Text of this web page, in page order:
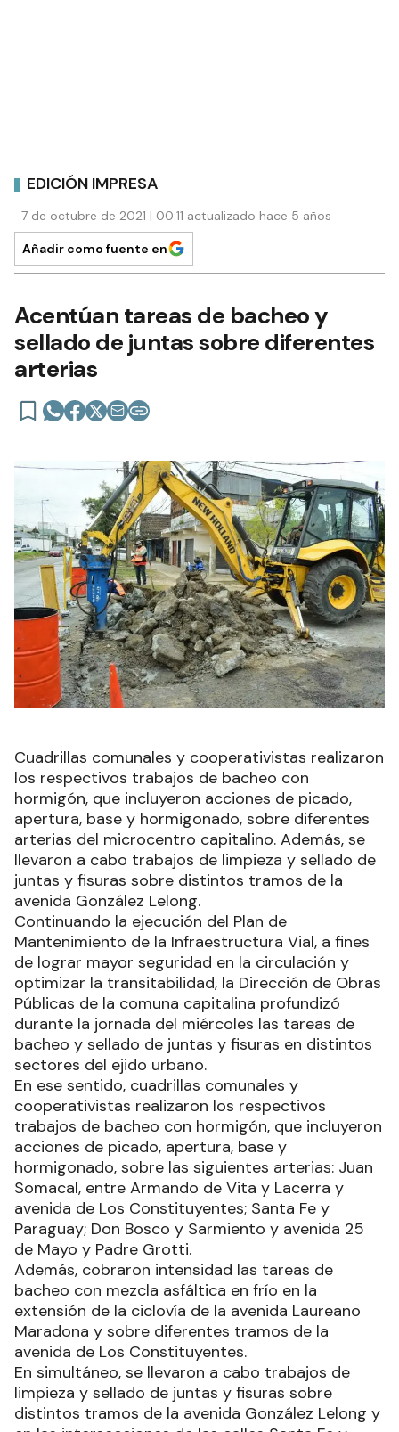
EDICIÓN IMPRESA
7 de octubre de 2021 | 00:11 actualizado hace 5 años
Añadir como fuente en
Acentúan tareas de bacheo y
sellado de juntas sobre diferentes
arterias
Cuadrillas comunales y cooperativistas realizaron
los respectivos trabajos de bacheo con
hormigón, que incluyeron acciones de picado,
apertura, base y hormigonado, sobre diferentes
arterias del microcentro capitalino. Además, se
llevaron a cabo trabajos de limpieza y sellado de
juntas y fisuras sobre distintos tramos de la
avenida González Lelong.
Continuando la ejecución del Plan de
Mantenimiento de la Infraestructura Vial, a fines
de lograr mayor seguridad en la circulación y
optimizar la transitabilidad, la Dirección de Obras
Públicas de la comuna capitalina profundizó
durante la jornada del miércoles las tareas de
bacheo y sellado de juntas y fisuras en distintos
sectores del ejido urbano.
En ese sentido, cuadrillas comunales y
cooperativistas realizaron los respectivos
trabajos de bacheo con hormigón, que incluyeron
acciones de picado, apertura, base y
hormigonado, sobre las siguientes arterias: Juan
Somacal, entre Armando de Vita y Lacerra y
avenida de Los Constituyentes; Santa Fe y
Paraguay; Don Bosco y Sarmiento y avenida 25
de Mayo y Padre Grotti.
Además, cobraron intensidad las tareas de
bacheo con mezcla asfáltica en frío en la
extensión de la ciclovía de la avenida Laureano
Maradona y sobre diferentes tramos de la
avenida de Los Constituyentes.
En simultáneo, se llevaron a cabo trabajos de
limpieza y sellado de juntas y fisuras sobre
distintos tramos de la avenida González Lelong y